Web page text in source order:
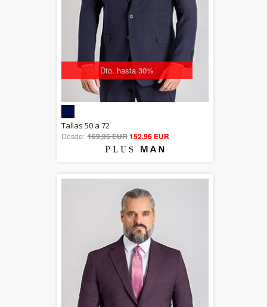
Dto. hasta 30%
out of 5
Tallas 50 a 72
Desde: 169,95 EUR152,96 EUR